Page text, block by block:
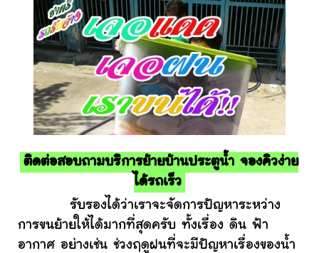
ติดต่อสอบถามบริการย้ายบ้านประตูน้ำ จองคิวง่าย
ได้รถเร็ว
รับรองได้ว่าเราจะจัดการปัญหาระหว่าง
การขนย้ายให้ได้มากที่สุดครับ ทั้งเรื่อง ดิน ฟ้า
อากาศ อย่างเช่น ช่วงฤดูฝนที่จะมีปัญหาเรื่องของน้ำ